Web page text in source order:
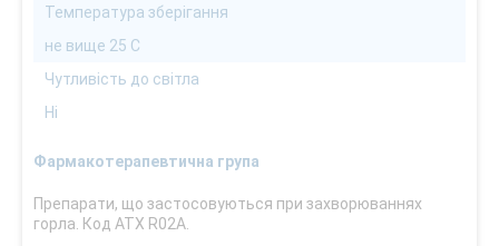
Температура зберігання
не вище 25 С
Чутливість до світла
Ні
Фармакотерапевтична група
Препарати, що застосовуються при захворюваннях
горла. Код АТХ R02A.